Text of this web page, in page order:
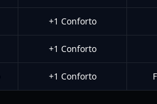
+1 Conforto
+1 Conforto
+1 Conforto